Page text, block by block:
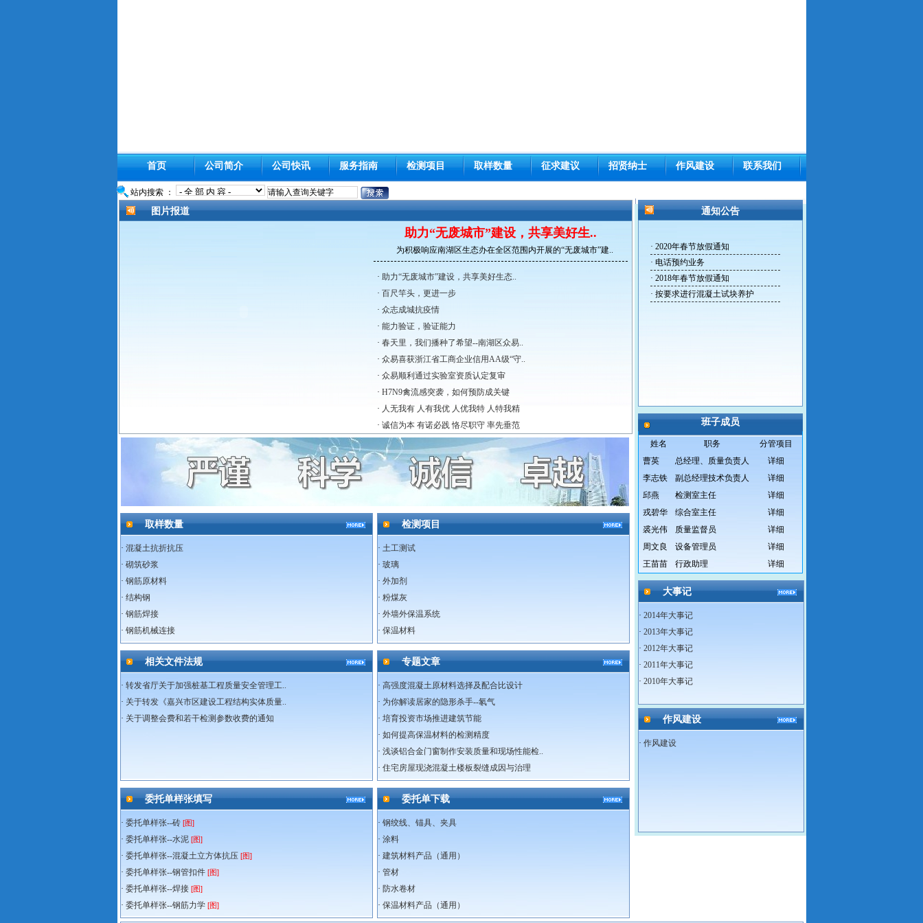
首页 公司简介 公司快讯 服务指南 检测项目 取样数量 征求建议 招贤纳士 作风建设 联系我们
站内搜索 ：
图片报道
助力“无废城市”建设，共享美好生..
为积极响应南湖区生态办在全区范围内开展的“无废城市”建..
· 助力“无废城市”建设，共享美好生态..
· 百尺竿头，更进一步
· 众志成城抗疫情
· 能力验证，验证能力
· 春天里，我们播种了希望--南湖区众易..
· 众易喜获浙江省工商企业信用AA级“守..
· 众易顺利通过实验室资质认定复审
· H7N9禽流感突袭，如何预防成关键
· 人无我有 人有我优 人优我特 人特我精
· 诚信为本 有诺必践 恪尽职守 率先垂范
取样数量
· 混凝土抗折抗压
· 砌筑砂浆
· 钢筋原材料
· 结构钢
· 钢筋焊接
· 钢筋机械连接
检测项目
· 土工测试
· 玻璃
· 外加剂
· 粉煤灰
· 外墙外保温系统
· 保温材料
相关文件法规
· 转发省厅关于加强桩基工程质量安全管理工..
· 关于转发《嘉兴市区建设工程结构实体质量..
· 关于调整会费和若干检测参数收费的通知
专题文章
· 高强度混凝土原材料选择及配合比设计
· 为你解读居家的隐形杀手--氡气
· 培育投资市场推进建筑节能
· 如何提高保温材料的检测精度
· 浅谈铝合金门窗制作安装质量和现场性能检..
· 住宅房屋现浇混凝土楼板裂缝成因与治理
委托单样张填写
· 委托单样张--砖 [图]
· 委托单样张--水泥 [图]
· 委托单样张--混凝土立方体抗压 [图]
· 委托单样张--钢管扣件 [图]
· 委托单样张--焊接 [图]
· 委托单样张--钢筋力学 [图]
委托单下载
· 钢绞线、锚具、夹具
· 涂料
· 建筑材料产品（通用）
· 管材
· 防水卷材
· 保温材料产品（通用）
通知公告
· 2020年春节放假通知
· 电话预约业务
· 2018年春节放假通知
· 按要求进行混凝土试块养护
班子成员
姓名 职务
分管项目
曹英
总经理、质量负责人
详细
李志铁
副总经理技术负责人
详细
邱燕
检测室主任
详细
戎碧华
综合室主任
详细
裘光伟
质量监督员
详细
周文良
设备管理员
详细
王苗苗
行政助理 详细
大事记
· 2014年大事记
· 2013年大事记
· 2012年大事记
· 2011年大事记
· 2010年大事记
作风建设
· 作风建设